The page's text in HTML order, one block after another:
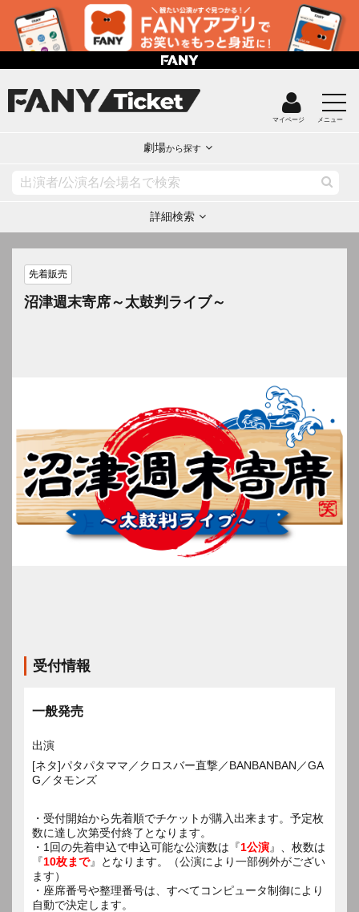
マイページ メニュー
劇場から探す
詳細検索
先着販売
沼津週末寄席～太鼓判ライブ～
受付情報
一般発売
出演
[ネタ]パタパタママ／クロスバー直撃／BANBANBAN／GA
G／タモンズ
・受付開始から先着順でチケットが購入出来ます。予定枚
数に達し次第受付終了となります。
・1回の先着申込で申込可能な公演数は『1公演』、枚数は
『10枚まで』となります。（公演により一部例外がござい
ます）
・座席番号や整理番号は、すべてコンピュータ制御により
自動で決定します。